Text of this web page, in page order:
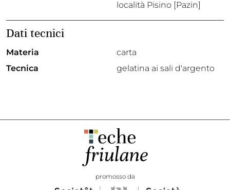
località Pisino [Pazin]
Dati tecnici
Materia
carta
Tecnica
gelatina ai sali d'argento
promosso da